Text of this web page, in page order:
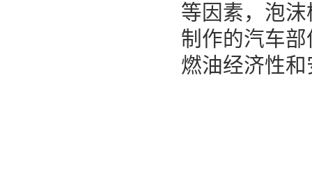
等因素，泡
制作的汽车
燃油经济性